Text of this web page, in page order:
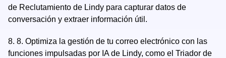
de Reclutamiento de Lindy para capturar datos de
conversación y extraer información útil.
8. 8. Optimiza la gestión de tu correo electrónico con las
funciones impulsadas por IA de Lindy, como el Triador de